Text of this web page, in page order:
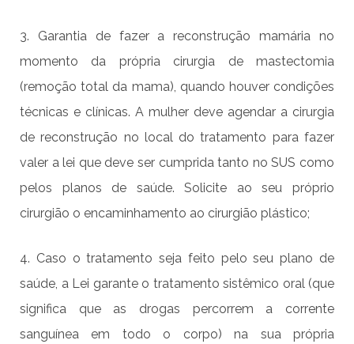
3. Garantia de fazer a reconstrução mamária no
momento da própria cirurgia de mastectomia
(remoção total da mama), quando houver condições
técnicas e clínicas. A mulher deve agendar a cirurgia
de reconstrução no local do tratamento para fazer
valer a lei que deve ser cumprida tanto no SUS como
pelos planos de saúde. Solicite ao seu próprio
cirurgião o encaminhamento ao cirurgião plástico;
4. Caso o tratamento seja feito pelo seu plano de
saúde, a Lei garante o tratamento sistêmico oral (que
significa que as drogas percorrem a corrente
sanguínea em todo o corpo) na sua própria